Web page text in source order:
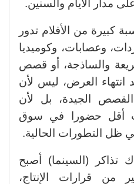
مدار الأيام والسنين.
كبيرة من الأفلام تدور
وعصابات، وكوميديا
والساذجة، أو قصص
انتهاء العرض، ليس لأن
الجيدة، بل لأن
أقل حضورا في سوق
ظل التطورات الحالية.
تذاكر (السينما) أصبح
من قرارات الإنتاج،